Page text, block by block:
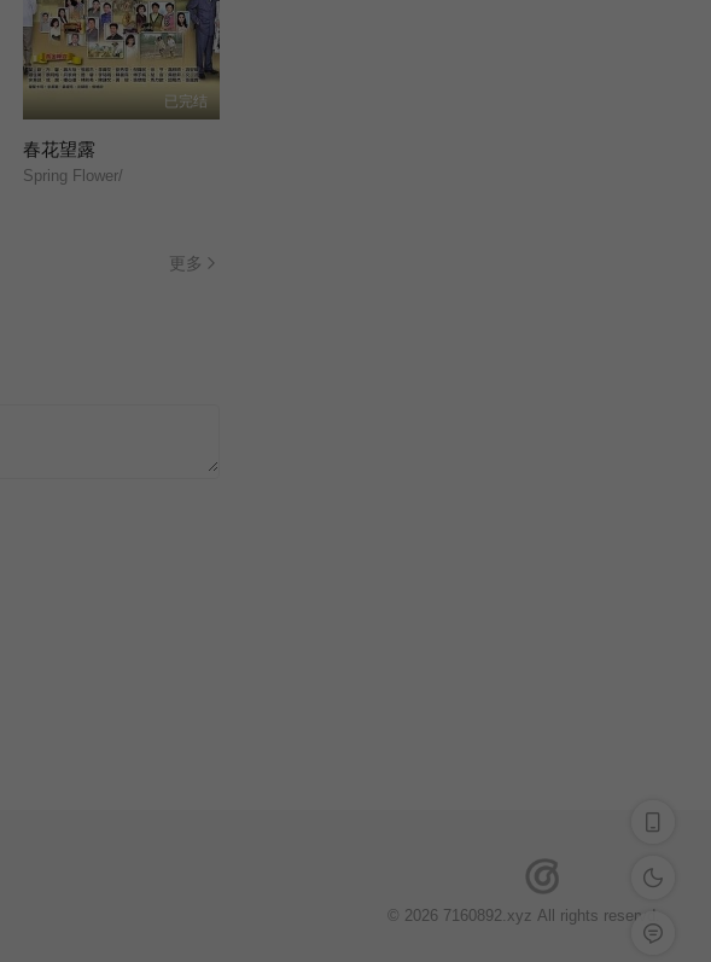
已完结
春花望露
Spring Flower/
更多
深色模式
留言反馈
© 2026 7160892.xyz All rights reservd.